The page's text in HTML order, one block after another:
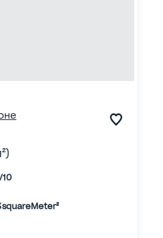
10
squareMeter²